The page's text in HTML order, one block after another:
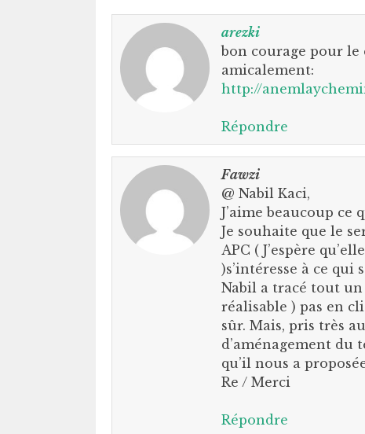
arezki
bon courage pour le
amicalement:
http://
Répondre
Fawzi
@ Nabil Kaci,
J’aime beaucoup ce
Je souhaite que le
APC ( J’espère
)s’intéresse à ce qui
Nabil a tracé tout
réalisable ) pas en
sûr. Mais, pris très
d’aménagement
qu’il nous a
Re / Merci
Répondre